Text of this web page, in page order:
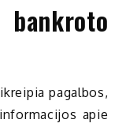
pagalbos,
apie